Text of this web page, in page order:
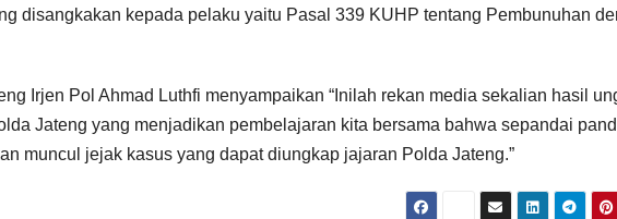
disangkakan kepada pelaku yaitu Pasal 339 KUHP tentang Pembunuhan
Irjen Pol Ahmad Luthfi menyampaikan “Inilah rekan media sekalian hasil
Jateng yang menjadikan pembelajaran kita bersama bahwa sepandai
muncul jejak kasus yang dapat diungkap jajaran Polda Jateng.”